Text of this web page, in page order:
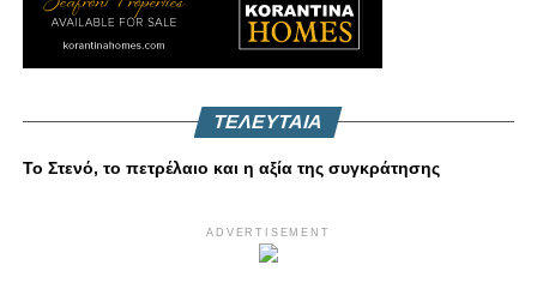
ΤΕΛΕΥΤΑΙΑ
Το Στενό, το πετρέλαιο και η αξία της συγκράτησης
ADVERTISEMENT